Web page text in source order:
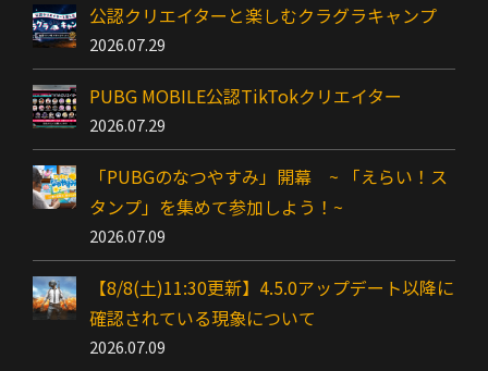
公認クリエイターと楽しむクラグラキャンプ
2026.07.29
PUBG MOBILE公認TikTokクリエイター
2026.07.29
「PUBGのなつやすみ」開幕 ~ 「えらい！ス
タンプ」を集めて参加しよう！~
2026.07.09
【8/8(土)11:30更新】4.5.0アップデート以降に
確認されている現象について
2026.07.09